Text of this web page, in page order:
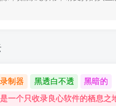
制器 黑透白不透
黑暗的
一个只收录良心软件的栖息之